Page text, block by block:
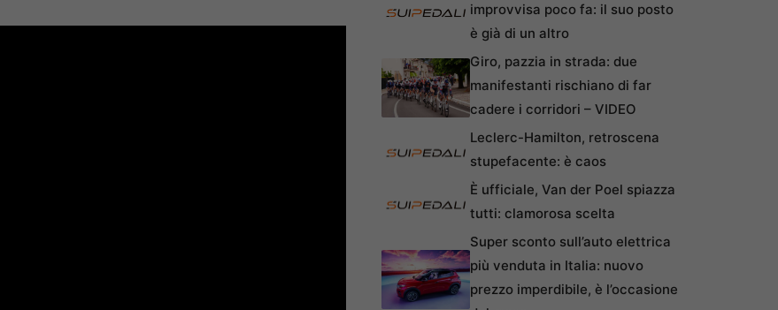
improvvisa poco fa: il suo posto
è già di un altro
Giro, pazzia in strada: due
manifestanti rischiano di far
cadere i corridori – VIDEO
Leclerc-Hamilton, retroscena
stupefacente: è caos
È ufficiale, Van der Poel spiazza
tutti: clamorosa scelta
Super sconto sull’auto elettrica
più venduta in Italia: nuovo
prezzo imperdibile, è l’occasione